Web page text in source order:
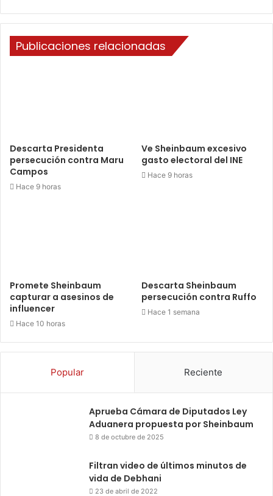
Publicaciones relacionadas
Descarta Presidenta
persecución contra Maru
Campos
Hace 9 horas
Ve Sheinbaum excesivo
gasto electoral del INE
Hace 9 horas
Promete Sheinbaum
capturar a asesinos de
influencer
Hace 10 horas
Descarta Sheinbaum
persecución contra Ruffo
Hace 1 semana
Popular Reciente
Aprueba Cámara de Diputados Ley
Aduanera propuesta por Sheinbaum
8 de octubre de 2025
Filtran video de últimos minutos de
vida de Debhani
23 de abril de 2022